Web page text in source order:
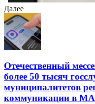
Далее
Отечественный
более 50 тысяч
муниципалитетов
коммуникации в